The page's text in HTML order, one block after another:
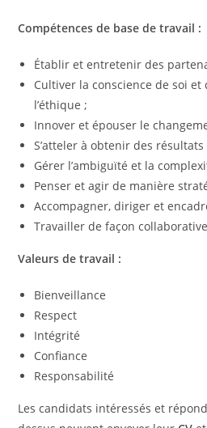
Compétences de base de travail :
Établir et entretenir des
Cultiver la conscience de soi
l’éthique ;
Innover et épouser le
S’atteler à obtenir des
Gérer l’ambiguïté et la
Penser et agir de manière
Accompagner, diriger et
Travailler de façon
Valeurs de travail :
Bienveillance
Respect
Intégrité
Confiance
Responsabilité
Les candidats intéressés et